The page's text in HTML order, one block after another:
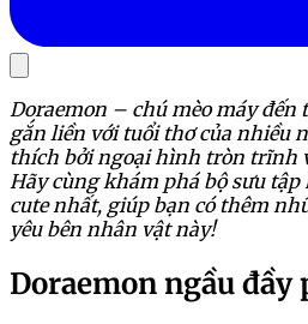
Doraemon – chú mèo máy
gắn liền với tuổi thơ của nhiều
thích bởi ngoại hình tròn trĩnh
Hãy cùng khám phá bộ sưu
cute nhất, giúp bạn có thêm
yêu bên nhân vật này!
Doraemon ngầu đầy